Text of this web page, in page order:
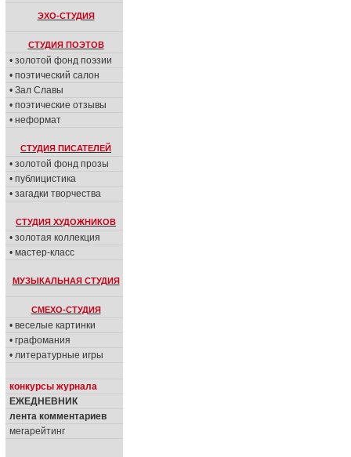
ЭХО-СТУДИЯ
СТУДИЯ ПОЭТОВ
• золотой фонд поэзии
• поэтический салон
• Зал Славы
• поэтические отзывы
• неформат
СТУДИЯ ПИСАТЕЛЕЙ
• золотой фонд прозы
• публицистика
• загадки творчества
СТУДИЯ ХУДОЖНИКОВ
• золотая коллекция
• мастер-класс
МУЗЫКАЛЬНАЯ СТУДИЯ
СМЕХО-СТУДИЯ
• веселые картинки
• графомания
• литературные игры
конкурсы журнала
ЕЖЕДНЕВНИК
лента комментариев
мегарейтинг